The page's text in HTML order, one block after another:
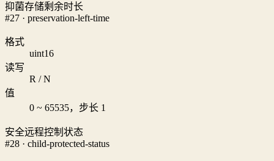
抑菌存储剩余时长
#27 · preservation-left-time
格式
uint16
读写
R / N
值
0 ~ 65535，步长 1
安全远程控制状态
#28 · child-protected-status